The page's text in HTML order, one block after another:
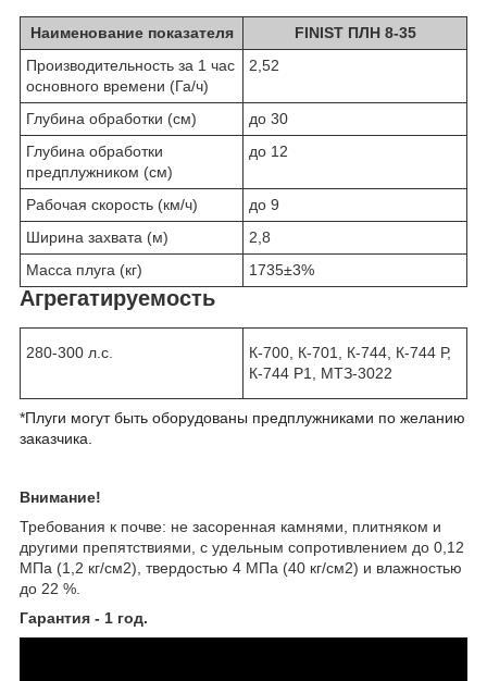
Наименование показателя
FINIST ПЛН 8-35
Производительность за 1 час
основного времени (Га/ч)
2,52
Глубина обработки (см)
до 30
Глубина обработки
предплужником (см)
до 12
Рабочая скорость (км/ч)
до 9
Ширина захвата (м)
2,8
Масса плуга (кг)
1735±3%
Агрегатируемость
280-300 л.с.
К-700, К-701, К-744, К-744 Р,
К-744 Р1, МТЗ-3022
*Плуги могут быть оборудованы предплужниками по желанию
заказчика.
Внимание!
Требования к почве: не засоренная камнями, плитняком и
другими препятствиями, с удельным сопротивлением до 0,12
МПа (1,2 кг/см2), твердостью 4 МПа (40 кг/см2) и влажностью
до 22 %.
Гарантия - 1 год.